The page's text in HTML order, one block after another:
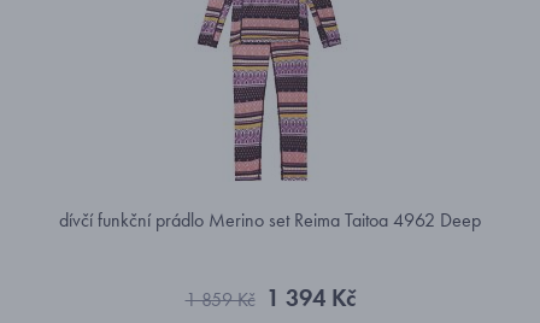
dívčí funkční prádlo Merino set Reima Taitoa 4962 Deep
1 859 Kč 1 394 Kč